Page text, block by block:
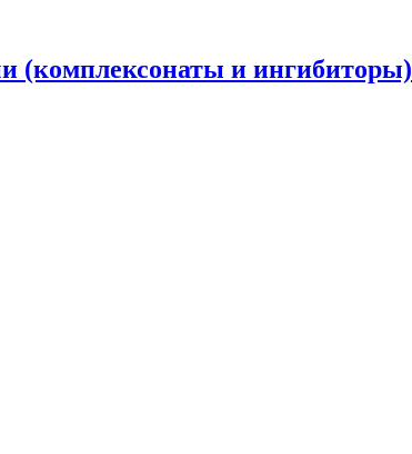
(комплексонаты и ингибиторы)